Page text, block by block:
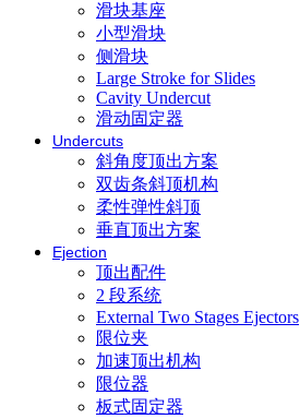
滑块基座
小型滑块
侧滑块
Large Stroke for Slides
Cavity Undercut
滑动固定器
Undercuts
斜角度顶出方案
双齿条斜顶机构
柔性弹性斜顶
垂直顶出方案
Ejection
顶出配件
2 段系统
External Two Stages Ejectors
限位夹
加速顶出机构
限位器
板式固定器